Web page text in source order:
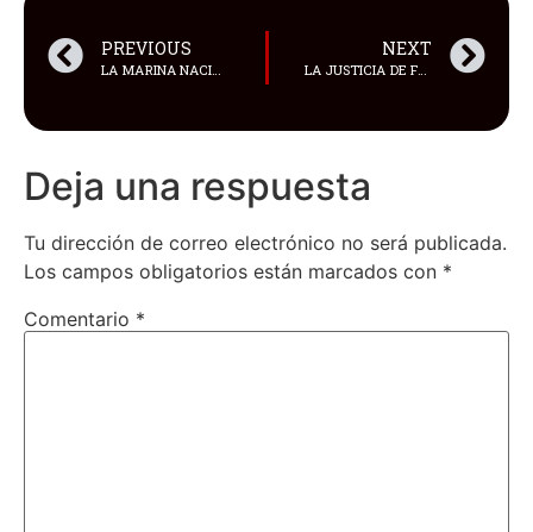
PREVIOUS
LA MARINA NACIONAL DE EL SALVADOR INCAUTÓ UNA EMBARCACIÓN CON ECUATORIANOS A BORDO EN EL MAR DE ESE PAÍS
NEXT
LA JUSTICIA DE FRANCIA PROHIBIÓ LA VENTA DEL BALÓN DE ORO DEL MUNDIAL DE 1986 QUE GANÓ DIEGO ARMANDO MARADONA
Deja una respuesta
Tu dirección de correo electrónico no será publicada.
Los campos obligatorios están marcados con *
Comentario *